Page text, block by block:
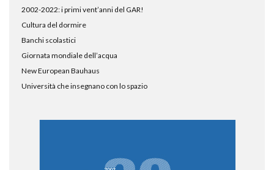
2002-2022: i primi vent’anni del GAR!
Cultura del dormire
Banchi scolastici
Giornata mondiale dell’acqua
New European Bauhaus
Università che insegnano con lo spazio